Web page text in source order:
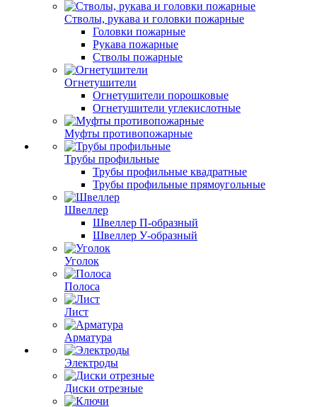
Стволы, рукава и головки пожарные
Головки пожарные
Рукава пожарные
Стволы пожарные
Огнетушители
Огнетушители порошковые
Огнетушители углекислотные
Муфты противопожарные
Трубы профильные
Трубы профильные квадратные
Трубы профильные прямоугольные
Швеллер
Швеллер П-образный
Швеллер У-образный
Уголок
Полоса
Лист
Арматура
Электроды
Диски отрезные